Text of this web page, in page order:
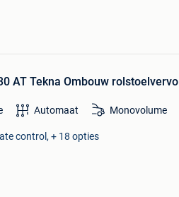
AT Tekna Ombouw rolstoelvervo
Automaat Monovolume
control, + 18 opties